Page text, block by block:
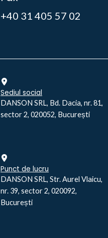
+40 31 405 57 02
Sediul social
DANSON SRL, Bd. Dacia, nr. 81,
sector 2, 020052, București
Punct de lucru
DANSON SRL, Str. Aurel Vlaicu,
nr. 39, sector 2, 020092,
București